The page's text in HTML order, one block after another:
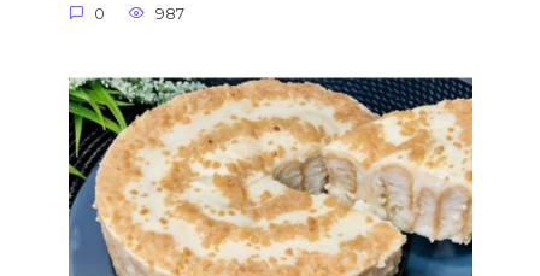
0 987